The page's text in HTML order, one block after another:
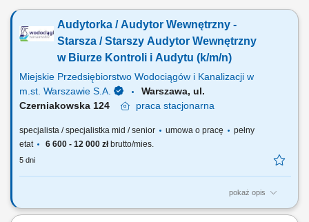
Audytorka / Audytor Wewnętrzny -
Starsza / Starszy Audytor Wewnętrzny
w Biurze Kontroli i Audytu (k/m/n)
Miejskie Przedsiębiorstwo Wodociągów i Kanalizacji w
m.st. Warszawie S.A.
Warszawa, ul.
Czerniakowska 124
praca stacjonarna
specjalista / specjalistka mid / senior umowa o pracę
pełny
etat
6 600 - 12 000 złbrutto/mies.
5 dni
pokaż opis
Jakie będą Twoje obowiązki? realizacja zadań kontrolnych we